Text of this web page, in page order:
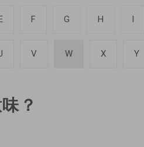
F G H I
V W X Y
？